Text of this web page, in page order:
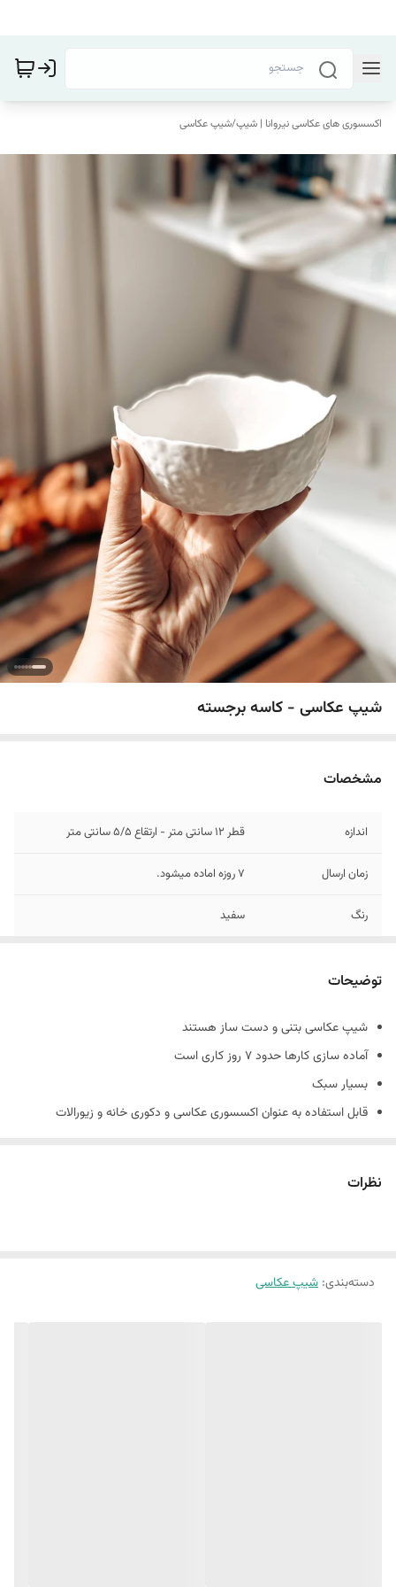
اکسسوری های عکاسی نیروانا | شیپ/شیپ عکاسی
شیپ عکاسی - کاسه برجسته
مشخصات
اندازه قطر 12 سانتی متر - ارتقاع 5/5 سانتی متر
زمان ارسال 7 روزه اماده میشود.
رنگ سفید
توضیحات
شیپ عکاسی بتنی و دست ساز هستند
آماده سازی کارها حدود 7 روز کاری است
بسیار سبک
قابل استفاده به عنوان اکسسوری عکاسی و دکوری خانه و زیورالات
نظرات
دسته‌بندی: شیپ عکاسی